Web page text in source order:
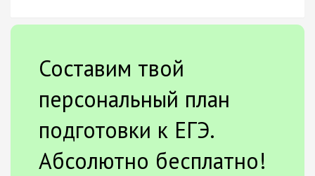
Составим твой
персональный план
подготовки к ЕГЭ.
Абсолютно бесплатно!